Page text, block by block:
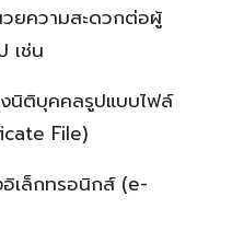
วยความสะดวกต่อผู้
เช่น
นิติบุคคลรูปแบบไฟล์
File)
เล็กทรอนิกส์ (e-